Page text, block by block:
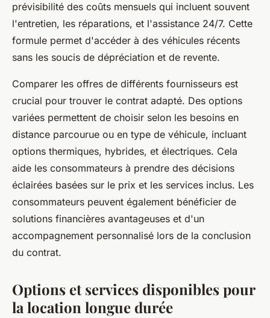
prévisibilité des coûts mensuels qui incluent souvent
l'entretien, les réparations, et l'assistance 24/7. Cette
formule permet d'accéder à des véhicules récents
sans les soucis de dépréciation et de revente.
Comparer les offres de différents fournisseurs est
crucial pour trouver le contrat adapté. Des options
variées permettent de choisir selon les besoins en
distance parcourue ou en type de véhicule, incluant
options thermiques, hybrides, et électriques. Cela
aide les consommateurs à prendre des décisions
éclairées basées sur le prix et les services inclus. Les
consommateurs peuvent également bénéficier de
solutions financières avantageuses et d'un
accompagnement personnalisé lors de la conclusion
du contrat.
Options et services disponibles pour
la location longue durée